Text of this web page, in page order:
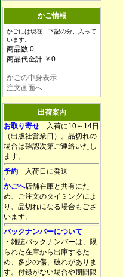
かご情報
かごには現在、下記の分、入って
います。
商品数 0
商品代金計 ￥0
かごの中身表示
注文画面へ
出荷案内
お取り寄せ 入荷に10～14日
（出版社営業日）。品切れの
場合は確認次第ご連絡いたし
ます。
予約 入荷日に発送
かごへ店舗在庫と共有にた
め、ご注文のタイミングによ
り、品切れになる場合もござ
います。
バックナンバーについて
・雑誌バックナンバーは、限
られた在庫から出庫するた
め、多少の傷、破れがありま
す。付録がない場合や期間限